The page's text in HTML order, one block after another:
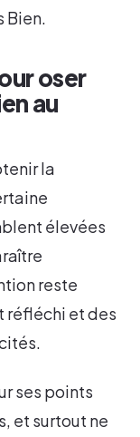
Bien.
oser
au
la
élevées
reste
réfléchi et des
ses points
et surtout ne